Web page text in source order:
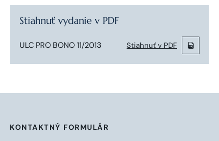
Stiahnuť vydanie v PDF
ULC PRO BONO 11/2013 Stiahnuť v PDF
KONTAKTNÝ FORMULÁR